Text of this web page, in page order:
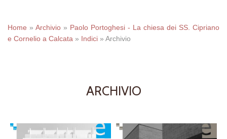
Home » Archivio » Paolo Portoghesi - La chiesa dei SS. Cipriano
e Cornelio a Calcata » Indici » Archivio
ARCHIVIO